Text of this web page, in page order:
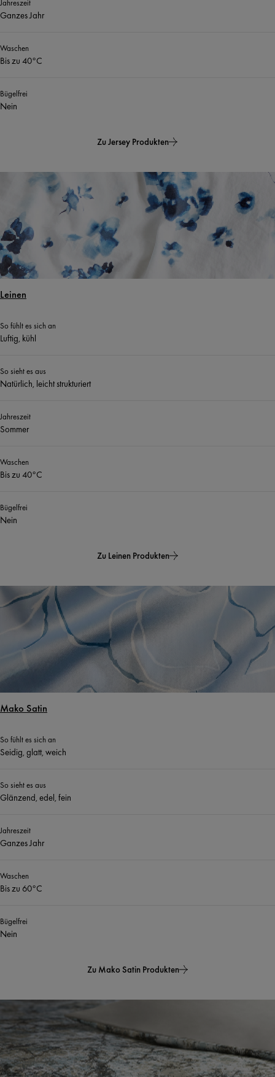
Jahreszeit
Ganzes Jahr
Waschen
Bis zu 40°C
Bügelfrei
Nein
Zu Jersey Produkten
Leinen
So fühlt es sich an
Luftig, kühl
So sieht es aus
Natürlich, leicht strukturiert
Jahreszeit
Sommer
Waschen
Bis zu 40°C
Bügelfrei
Nein
Zu Leinen Produkten
Mako Satin
So fühlt es sich an
Seidig, glatt, weich
So sieht es aus
Glänzend, edel, fein
Jahreszeit
Ganzes Jahr
Waschen
Bis zu 60°C
Bügelfrei
Nein
Zu Mako Satin Produkten